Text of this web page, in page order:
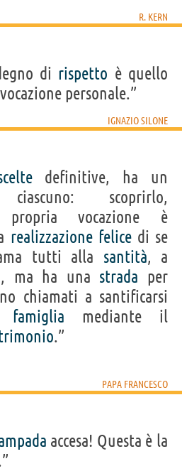
R. KERN
di rispetto è quello
personale.”
IGNAZIO SILONE
definitive, ha un
scoprirlo,
vocazione è
realizzazione felicedi se
tutti alla santità, a
, ma ha una strada per
chiamati a santificarsi
famiglia mediante il
.”
PAPA FRANCESCO
accesa! Questa è la